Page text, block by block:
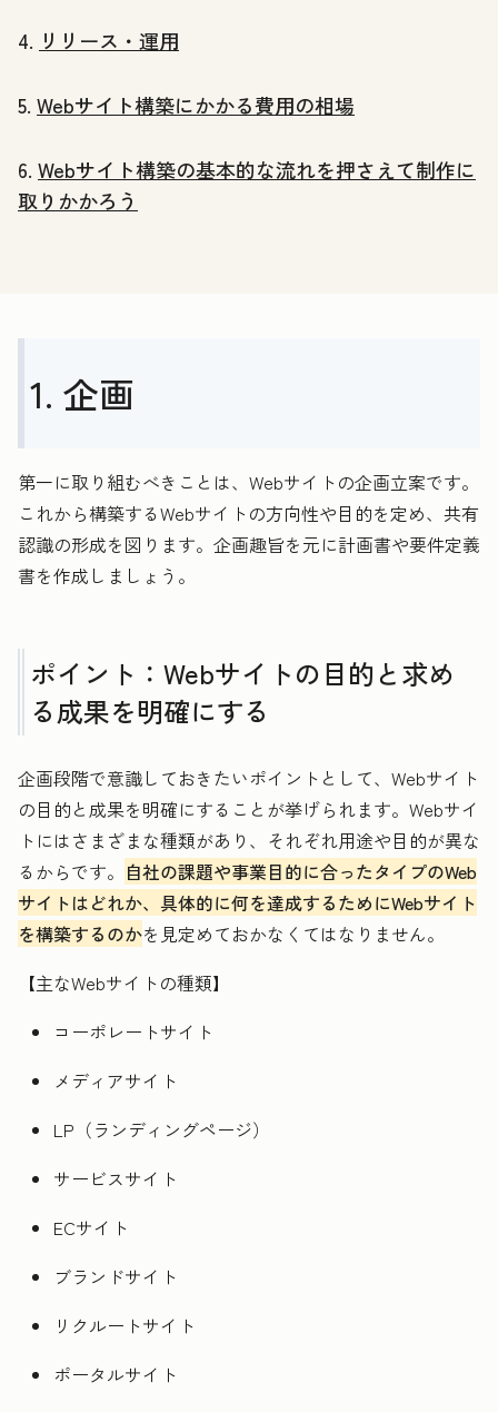
4. リリース・運用
5. Webサイト構築にかかる費用の相場
6. Webサイト構築の基本的な流れを押さえて制作に
取りかかろう
1. 企画
第一に取り組むべきことは、Webサイトの企画立案です。
これから構築するWebサイトの方向性や目的を定め、共有
認識の形成を図ります。企画趣旨を元に計画書や要件定義
書を作成しましょう。
ポイント：Webサイトの目的と求め
る成果を明確にする
企画段階で意識しておきたいポイントとして、Webサイト
の目的と成果を明確にすることが挙げられます。Webサイ
トにはさまざまな種類があり、それぞれ用途や目的が異な
るからです。 自社の課題や事業目的に合ったタイプのWeb
サイトはどれか、具体的に何を達成するためにWebサイト
を構築するのかを見定めておかなくてはなりません。
【主なWebサイトの種類】
コーポレートサイト
メディアサイト
LP（ランディングページ）
サービスサイト
ECサイト
ブランドサイト
リクルートサイト
ポータルサイト